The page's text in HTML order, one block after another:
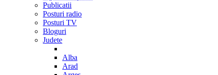
Publicatii
Posturi radio
Posturi TV
Bloguri
Judete
Alba
Arad